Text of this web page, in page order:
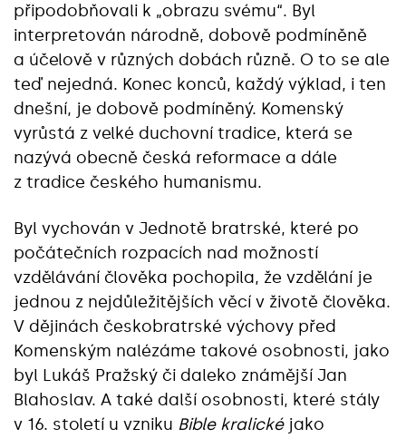
připodobňovali k „obrazu svému“. Byl
interpretován národně, dobově podmíněně
a účelově v různých dobách různě. O to se ale
teď nejedná. Konec konců, každý výklad, i ten
dnešní, je dobově podmíněný. Komenský
vyrůstá z velké duchovní tradice, která se
nazývá obecně česká reformace a dále
z tradice českého humanismu.
Byl vychován v Jednotě bratrské, které po
počátečních rozpacích nad možností
vzdělávání člověka pochopila, že vzdělání je
jednou z nejdůležitějších věcí v životě člověka.
V dějinách českobratrské výchovy před
Komenským nalézáme takové osobnosti, jako
byl Lukáš Pražský či daleko známější Jan
Blahoslav. A také další osobnosti, které stály
v 16. století u vzniku Bible kralickéjako